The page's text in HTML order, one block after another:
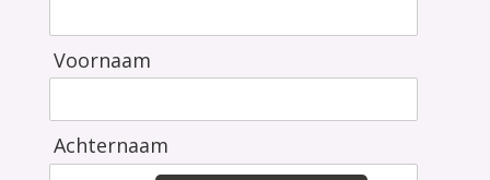
Voornaam
Achternaam